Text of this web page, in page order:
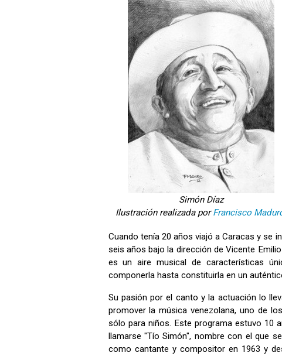
Simón Díaz
Ilustración realizada porFrancisco
Cuando tenía 20 años viajó a Caracas y se
seis años bajo la dirección de Vicente
es un aire musical de características
componerla hasta constituirla en un
Su pasión por el canto y la actuación lo
promover la música venezolana, uno de
sólo para niños. Este programa estuvo 10
llamarse "Tío Simón", nombre con el que
como cantante y compositor en 1963 y